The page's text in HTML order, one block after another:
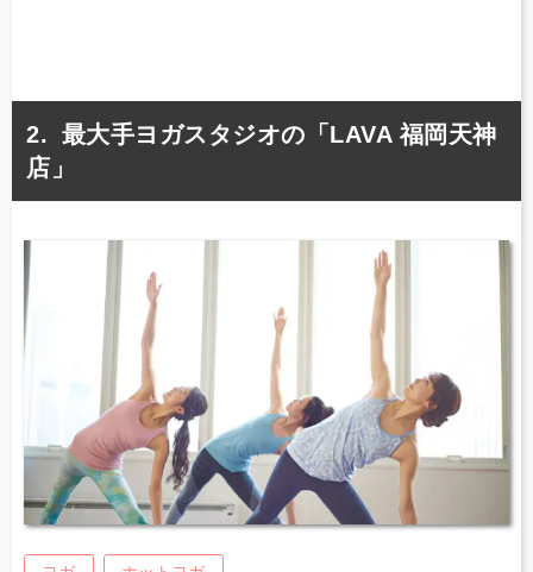
最大手ヨガスタジオの「LAVA 福岡天神
店」